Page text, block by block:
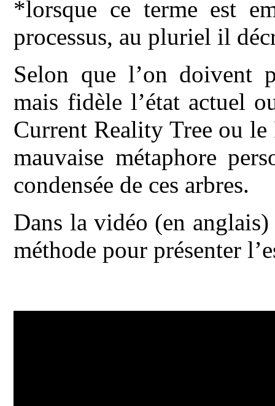
*lorsque ce terme est
processus, au pluriel il
Selon que l’on doivent
mais fidèle l’état actuel
Current Reality Tree ou le
mauvaise métaphore
condensée de ces arbres.
Dans la vidéo (en
méthode pour présenter